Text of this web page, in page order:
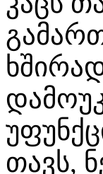
თავს,